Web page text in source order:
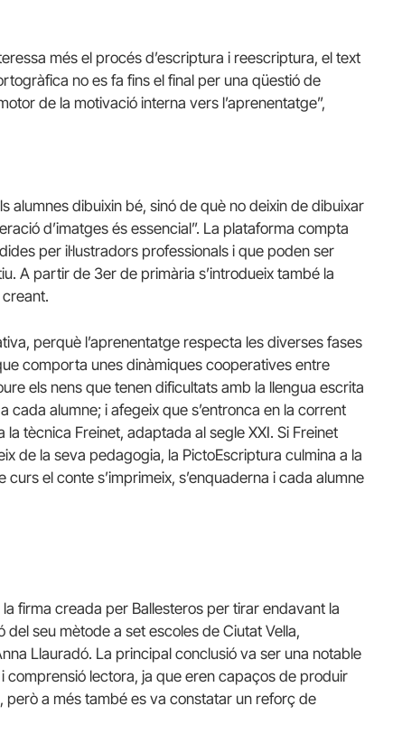
més el procés d’escriptura i reescriptura, el text
no es fa fins el final per una qüestió de
de la motivació interna vers l’aprenentatge”,
alumnes dibuixin bé, sinó de què no deixin de dibuixar
d’imatges és essencial”. La plataforma compta
per il·lustradors professionals i que poden ser
A partir de 3er de primària s’introdueix també la
perquè l’aprenentatge respecta les diverses fases
comporta unes dinàmiques cooperatives entre
els nens que tenen dificultats amb la llengua escrita
cada alumne; i afegeix que s’entronca en la corrent
la tècnica Freinet, adaptada al segle XXI. Si Freinet
de la seva pedagogia, la PictoEscriptura culmina a la
el conte s’imprimeix, s’enquaderna i cada alumne
la firma creada per Ballesteros per tirar endavant la
seu mètode a set escoles de Ciutat Vella,
Llauradó. La principal conclusió va ser una notable
comprensió lectora, ja que eren capaços de produir
a més també es va constatar un reforç de